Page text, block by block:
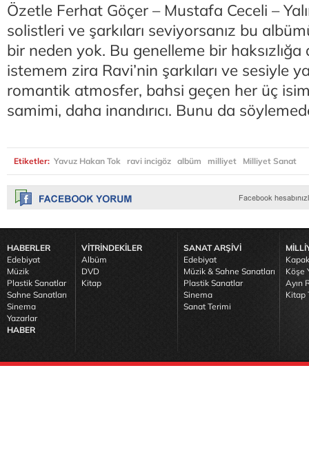
Özetle Ferhat Göçer – Mustafa Ceceli –
solistleri ve şarkıları seviyorsanız bu
bir neden yok. Bu genelleme bir haksızlığa
istemem zira Ravi’nin şarkıları ve sesiyle
romantik atmosfer, bahsi geçen her üç
samimi, daha inandırıcı. Bunu da
Etiketler: Yavuz Hakan Tok ravi incigöz albüm milliyet Milliyet Sanat
HABERLER
Edebiyat
Müzik
Plastik Sanatlar
Sahne Sanatları
Sinema
Yazarlar
HABER
VİTRİNDEKİLER
Albüm
DVD
Kitap
SANAT ARŞİVİ
Edebiyat
Müzik & Sahne Sanatları
Plastik Sanatlar
Sinema
Sanat Terimi
Köşe
Ayın
Kitap